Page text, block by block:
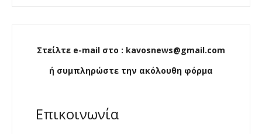
Στείλτε e-mail στο : kavosnews@gmail.com
ή συμπληρώστε την ακόλουθη φόρμα
Επικοινωνία